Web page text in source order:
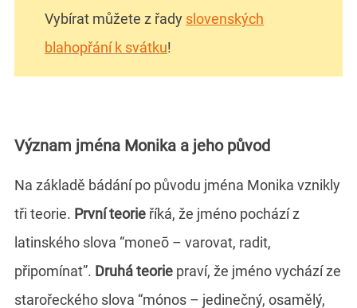
Vybírat můžete z řady slovenských
blahopřání k svátku!
Význam jména Monika a jeho původ
Na základě bádání po původu jména Monika vznikly
tři teorie. První teorie říká, že jméno pochází z
latinského slova “moneō – varovat, radit,
připomínat”. Druhá teorie praví, že jméno vychází ze
starořeckého slova “mónos – jedinečný, osamělý,